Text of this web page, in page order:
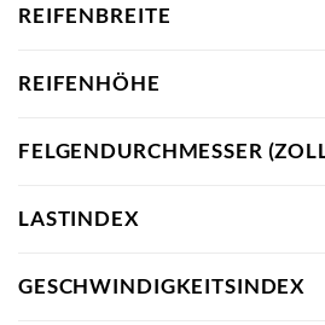
REIFENBREITE
REIFENHÖHE
FELGENDURCHMESSER
LASTINDEX
GESCHWINDIGKEITSINDEX